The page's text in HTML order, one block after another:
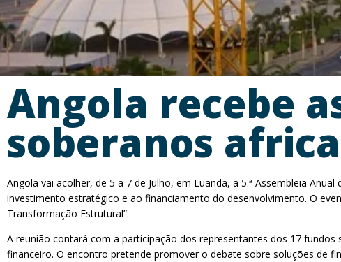
Angola recebe
soberanos
Angola vai acolher, de 5 a 7 de Julho, em Luanda, a 5.ª Assembleia
investimento estratégico e ao financiamento do desenvolvimento. O
Transformação Estrutural”.
A reunião contará com a participação dos representantes dos 17
financeiro. O encontro pretende promover o debate sobre soluções de